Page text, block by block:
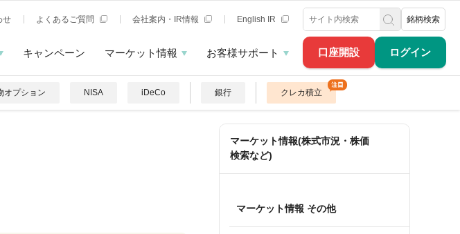
口座開設 ログイン
せ よくあるご質問 会社案内・IR情報 English IR 銘柄検索
キャンペーン マーケット情報 お客様サポート
オプション NISA iDeCo 銀行 クレカ積立
マーケット情報(株式市況・株価
検索など)
マーケット情報 その他